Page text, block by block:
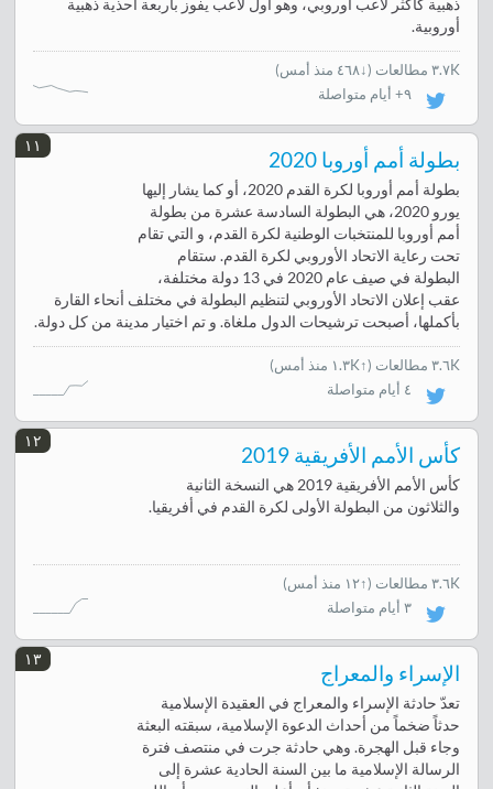
ذهبية كأكثر لاعب أوروبي، وهو أول لاعب يفوز بأربعة أحذية ذهبية
أوروبية.
٣.٧K مطالعات (↓٤٦٨ منذ أمس
)
٩+ أيام متواصلة
١١
بطولة أمم أوروبا 2020
بطولة أمم أوروبا لكرة القدم 2020، أو كما يشار إليها
يورو 2020، هي البطولة السادسة عشرة من بطولة
أمم أوروبا للمنتخبات الوطنية لكرة القدم، و التي تقام
تحت رعاية الاتحاد الأوروبي لكرة القدم. ستقام
البطولة في صيف عام 2020 في 13 دولة مختلفة،
عقب إعلان الاتحاد الأوروبي لتنظيم البطولة في مختلف أنحاء القارة
بأكملها، أصبحت ترشيحات الدول ملغاة. و تم اختيار مدينة من كل دولة.
٣.٦K مطالعات (↑١.٣K منذ أمس
)
٤ أيام متواصلة
١٢
كأس الأمم الأفريقية 2019
كأس الأمم الأفريقية 2019 هي النسخة الثانية
والثلاثون من البطولة الأولى لكرة القدم في أفريقيا.
٣.٦K مطالعات (↑١٢ منذ أمس
)
٣ أيام متواصلة
١٣
الإسراء والمعراج
تعدّ حادثة الإسراء والمعراج في العقيدة الإسلامية
حدثاً ضخماً من أحداث الدعوة الإسلامية، سبقته البعثة
وجاء قبل الهجرة. وهي حادثة جرت في منتصف فترة
الرسالة الإسلامية ما بين السنة الحادية عشرة إلى